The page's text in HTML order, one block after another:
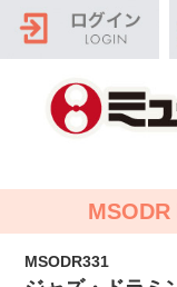
MSODR
MSODR331